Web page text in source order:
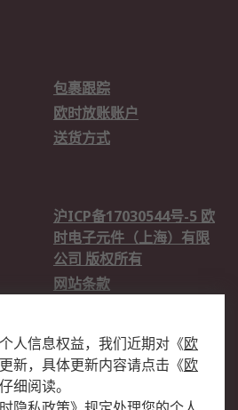
包裹跟踪
欧时放账账户
送货方式
沪ICP备17030544号-5 欧
时电子元件（上海）有限
公司 版权所有
网站条款
账户和付款
人信息权益，我们近期对 《欧
新，具体更新内容请点击 《欧
细阅读。